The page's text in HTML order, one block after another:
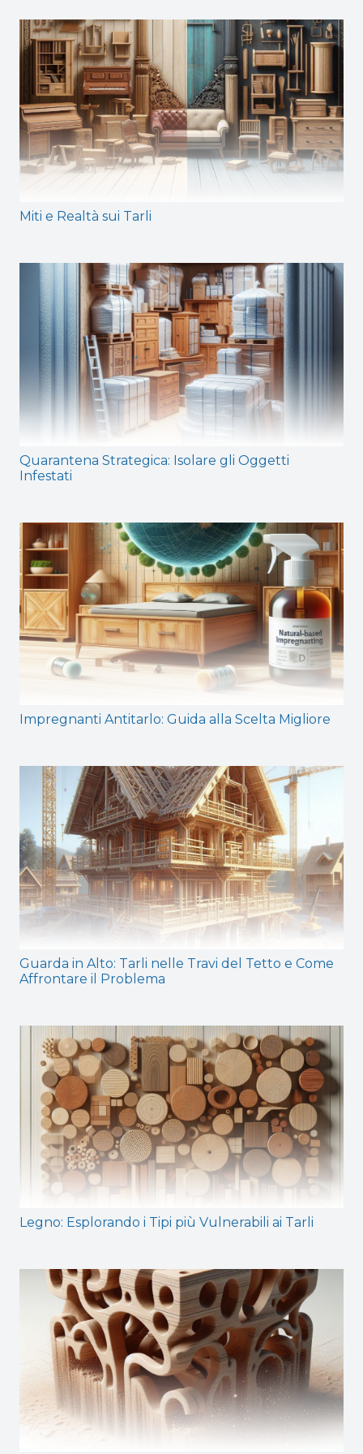
Miti e Realtà sui Tarli
Quarantena Strategica: Isolare gli Oggetti
Infestati
Impregnanti Antitarlo: Guida alla Scelta Migliore
Guarda in Alto: Tarli nelle Travi del Tetto e Come
Affrontare il Problema
Legno: Esplorando i Tipi più Vulnerabili ai Tarli